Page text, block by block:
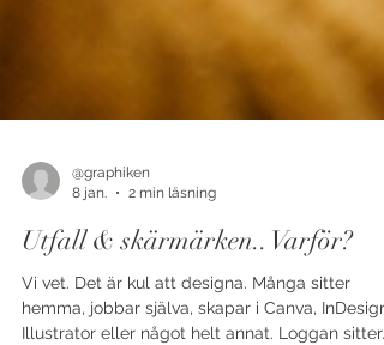
8 jan.
2 min läsning
Utfall & skärmärken.. Varför?